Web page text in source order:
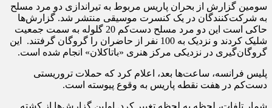
سومین گزارش‌ از بحران پاریس مربوط به تیراندازی دو مرد مسلح
به شرکت‌کنندگان در یک کنسرت موسیقی منتشر شد. گزارش‌ها
حاکی است این دو مرد مسلح دست‌کم 20 گلوله به سمت جمعیت
شلیک کردند و نزدیک به 100 نفر از حاضران را گروگان گرفتند. این
گروگان‌گیری در نزدیکی مرکز هنری «باتاکلان» انجام شده است.
پلیس فرانسه، ساعت‌ها بعد، اعلام کرد که حملات تروریستی
دست‌کم در هفت نقطه پاریس به وقوع پیوسته است.
شمار تلفات، لحظه به لحظه تغییر کرد. اولین گزارش‌ها از کشته